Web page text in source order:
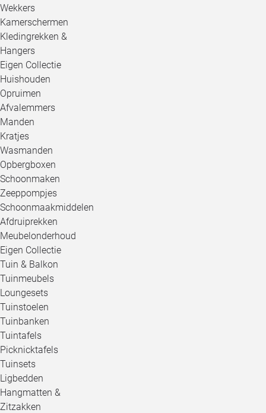
Wekkers
Kamerschermen
Kledingrekken &
Hangers
Eigen Collectie
Huishouden
Opruimen
Afvalemmers
Manden
Kratjes
Wasmanden
Opbergboxen
Schoonmaken
Zeeppompjes
Schoonmaakmiddelen
Afdruiprekken
Meubelonderhoud
Eigen Collectie
Tuin & Balkon
Tuinmeubels
Loungesets
Tuinstoelen
Tuinbanken
Tuintafels
Picknicktafels
Tuinsets
Ligbedden
Hangmatten &
Zitzakken